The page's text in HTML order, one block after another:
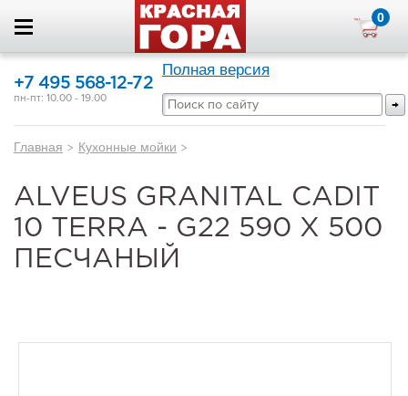
0
+7 495 568-12-72
пн-пт: 10.00 - 19.00
Полная версия
Главная > Кухонные мойки >
ALVEUS GRANITAL CADIT
10 TERRA - G22 590 X 500
ПЕСЧАНЫЙ